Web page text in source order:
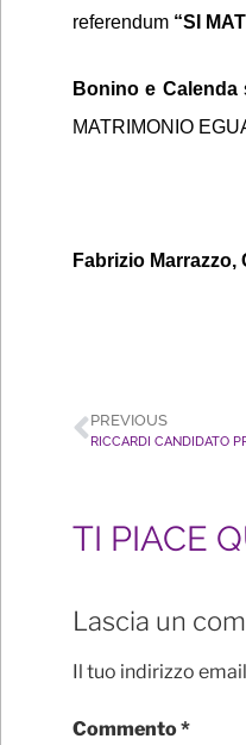
referendum “SI
Bonino e Calenda
MATRIMONIO
Fabrizio
PREVIOUS
TI PIACE
Lascia un
Il tuo indirizzo
Commento*